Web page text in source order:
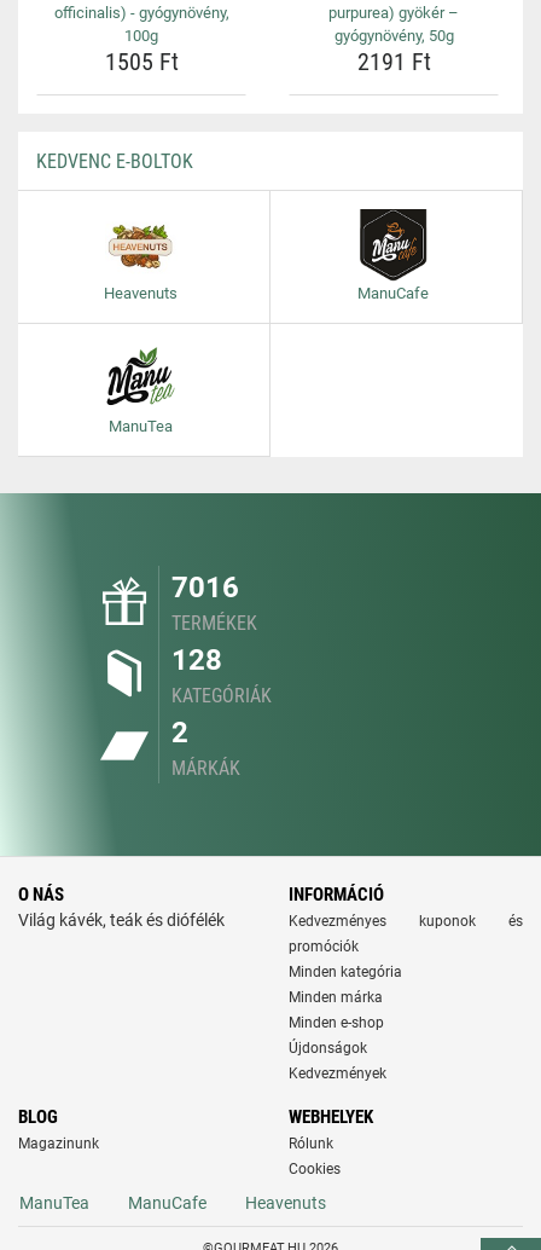
officinalis) - gyógynövény,
100g
1505 Ft
purpurea) gyökér –
gyógynövény, 50g
2191 Ft
KEDVENC E-BOLTOK
Heavenuts ManuCafe
ManuTea
7016
TERMÉKEK
128
KATEGÓRIÁK
2
MÁRKÁK
O NÁS
Világ kávék, teák és diófélék
INFORMÁCIÓ
Kedvezményes kuponok és
promóciók
Minden kategória
Minden márka
Minden e-shop
Újdonságok
Kedvezmények
BLOG
Magazinunk
WEBHELYEK
Rólunk
Cookies
ManuTea ManuCafe Heavenuts